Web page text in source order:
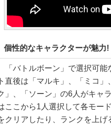
個性的なキャラクターが魅力
「バトルボーン」で選択可能
ト直後は「マルキ」、「ミコ
」、「ソーン」の6人がキャ
ここから1人選択して各モー
クリアしたり、ランクを上